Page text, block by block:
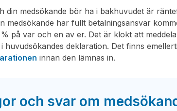
din medsökande bör ha i bakhuvudet är
medsökande har fullt betalningsansvar
på var och en av er. Det är klokt att
huvudsökandes deklaration. Det finns
innan den lämnas in.
och svar om